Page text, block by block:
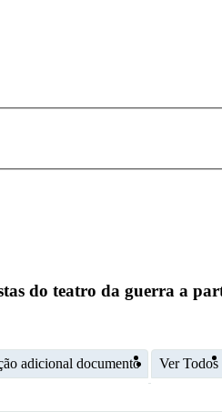
do teatro da guerra a
adicional documento Ver Todos